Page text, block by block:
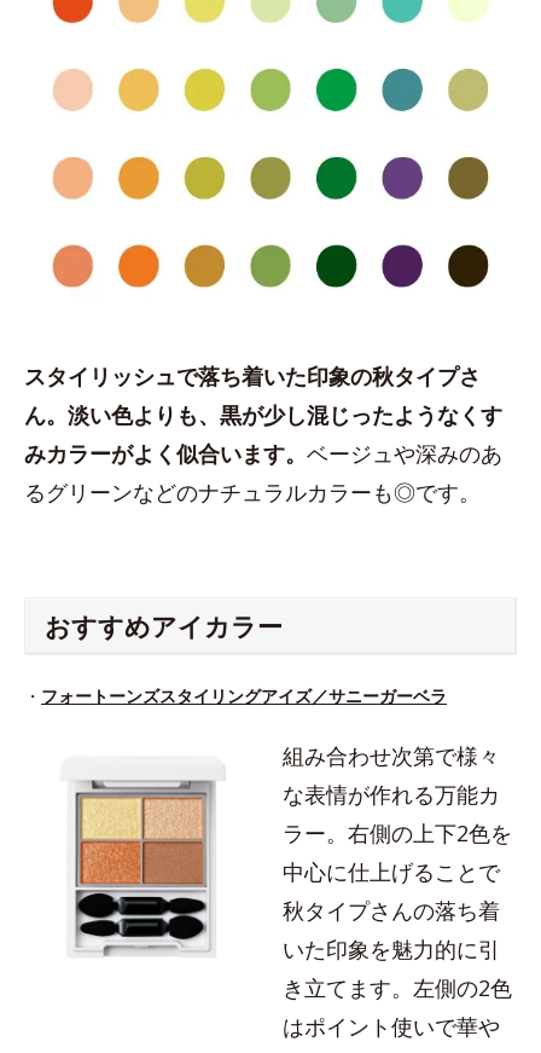
スタイリッシュで落ち着いた印象の秋タイプさ
ん。淡い色よりも、黒が少し混じったようなくす
みカラーがよく似合います。 ベージュや深みのあ
るグリーンなどのナチュラルカラーも◎です。
おすすめアイカラー
・ フォートーンズスタイリングアイズ／サニーガーベラ
組み合わせ次第で様々
な表情が作れる万能カ
ラー。右側の上下2色を
中心に仕上げることで
秋タイプさんの落ち着
いた印象を魅力的に引
き立てます。左側の2色
はポイント使いで華や